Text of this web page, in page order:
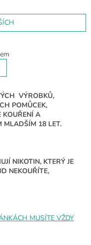
vás okamžitě nadchne.
VÝROBKŮ,
POMŮCEK,
KOUŘENÍ A
MLADŠÍM 18 LET.
NIKOTIN, KTERÝ JE
NEKOUŘÍTE,
MUSÍTE VŽDY